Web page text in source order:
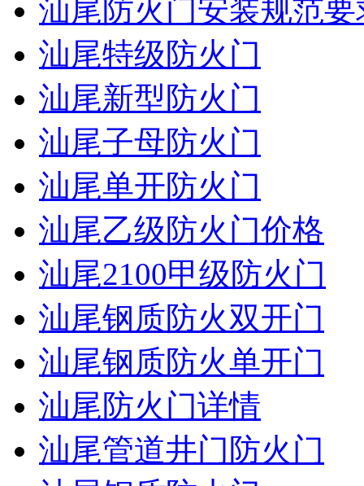
汕尾防火门安装规范要
汕尾特级防火门
汕尾新型防火门
汕尾子母防火门
汕尾单开防火门
汕尾乙级防火门价格
汕尾2100甲级防火门
汕尾钢质防火双开门
汕尾钢质防火单开门
汕尾防火门详情
汕尾管道井门防火门